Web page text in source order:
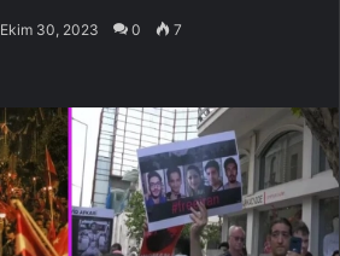
Ekim 30, 2023 0 7